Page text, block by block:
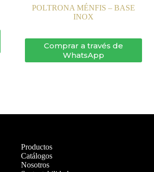
POLTRONA MÉNFIS – BASE
INOX
Comprar a través de
WhatsApp
Productos
Catálogos
Nosotros